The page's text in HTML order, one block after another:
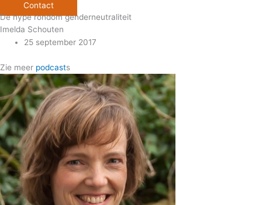
Contact
De hype rondom genderneutraliteit
Imelda Schouten
25 september 2017
Zie meer podcasts